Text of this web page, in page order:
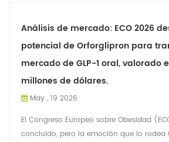
Análisis de mercado: ECO 2026
potencial de Orforglipron para
mercado de GLP-1 oral, valorado
millones de dólares.
May , 19 2026
El Congreso Europeo sobre Obesidad
concluido, pero la emoción que lo rodea